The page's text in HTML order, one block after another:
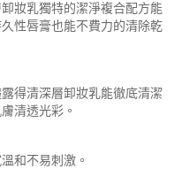
妝乳獨特的潔淨複合配方能
性唇膏也能不費力的清除乾
得清深層卸妝乳能徹底清潔
清透光彩。
和不易刺激。